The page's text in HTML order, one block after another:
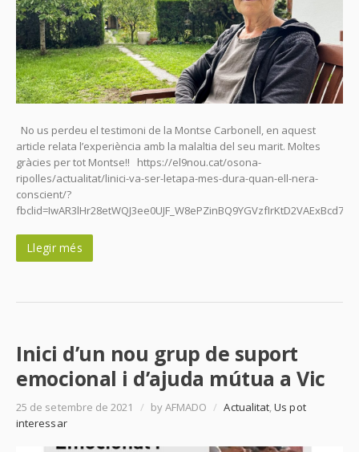
No us perdeu el testimoni de la Montse Carbonell, en aquest
article relata l’experiència amb la malaltia del seu marit. Moltes
gràcies per tot Montse!! https://el9nou.cat/osona-
ripolles/actualitat/linici-va-ser-letapa-mes-dura-quan-ell-nera-
conscient/?
Llegir més
Inici d’un nou grup de suport
emocional i d’ajuda mútua a Vic
25 de setembre de 2021 / by AFMADO / Actualitat,Us pot
interessar